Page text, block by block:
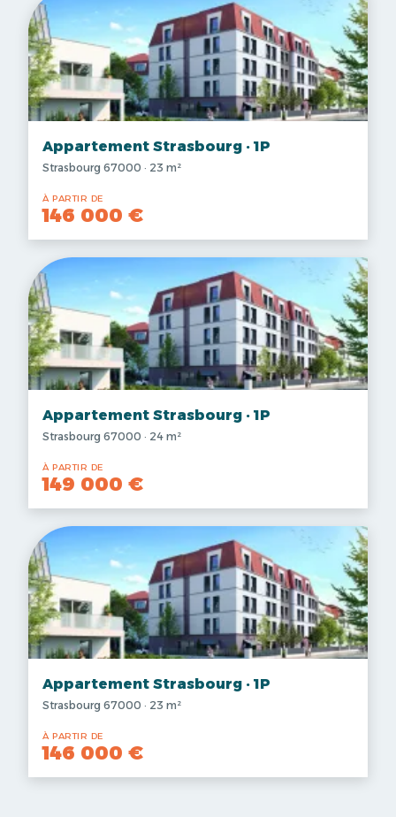
Appartement Strasbourg · 1P
Strasbourg 67000 · 23 m²
À PARTIR DE
146 000 €
Appartement Strasbourg · 1P
Strasbourg 67000 · 24 m²
À PARTIR DE
149 000 €
Appartement Strasbourg · 1P
Strasbourg 67000 · 23 m²
À PARTIR DE
146 000 €